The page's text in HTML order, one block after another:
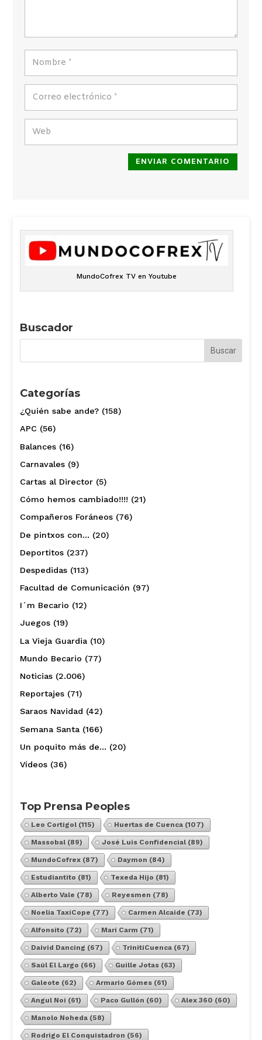
ENVIAR COMENTARIO
MundoCofrex TV en Youtube
Buscador
Categorías
¿Quién sabe ande?(158)
APC(56)
Balances(16)
Carnavales(9)
Cartas al Director(5)
Cómo hemos cambiado!!!! (21)
Compañeros Foráneos(76)
De pintxos con… (20)
Deportitos(237)
Despedidas(113)
Facultad de Comunicación (97)
I´m Becario (12)
Juegos(19)
La Vieja Guardia(10)
Mundo Becario (77)
Noticias(2.006)
Reportajes(71)
Saraos Navidad (42)
Semana Santa(166)
Un poquito más de… (20)
Vídeos(36)
Top Prensa Peoples
Leo Cortigol(115) Huertas de Cuenca(107)
Massobal(89) José Luis Confidencial(89)
MundoCofrex(87) Daymon (84)
Estudiantito (81) Texeda Hijo (81)
Alberto Vale (78) Reyesmen (78)
Noelia TaxiCope (77) Carmen Alcaide (73)
Alfonsito (72) Mari Carm (71)
Daivid Dancing (67) TrinitiCuenca(67)
Saúl El Largo (66) Guille Jotas(63)
Galeote (62) Armario Gómes(61)
Angul Noi (61) Paco Gullón (60) Alex 360 (60)
Manolo Noheda(58)
Rodrigo El Conquistadron (56)